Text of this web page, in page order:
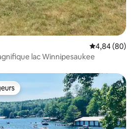
Évaluation
4,84 (80)
lac Winnipesaukee